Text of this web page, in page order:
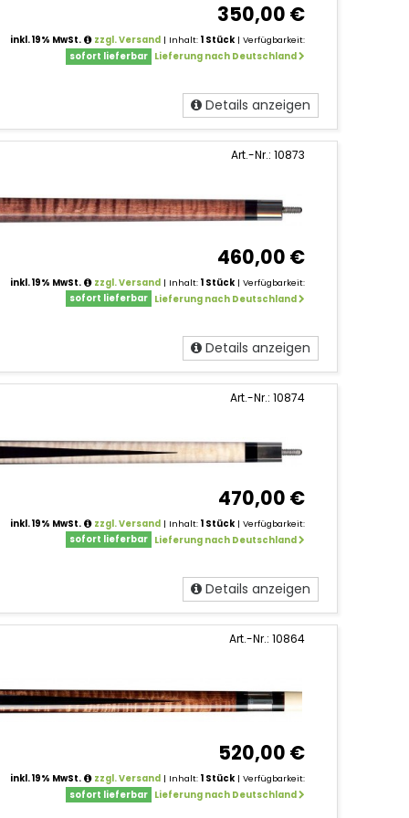
350,00 €
inkl. 19% MwSt. zzgl. Versand | Inhalt:1 Stück | Verfügbarkeit:
sofort lieferbar
Lieferung nach Deutschland
Details anzeigen
Art.-Nr.: 10873
460,00 €
inkl. 19% MwSt. zzgl. Versand | Inhalt:1 Stück | Verfügbarkeit:
sofort lieferbar
Lieferung nach Deutschland
Details anzeigen
Art.-Nr.: 10874
470,00 €
inkl. 19% MwSt. zzgl. Versand | Inhalt:1 Stück | Verfügbarkeit:
sofort lieferbar
Lieferung nach Deutschland
Details anzeigen
Art.-Nr.: 10864
520,00 €
inkl. 19% MwSt. zzgl. Versand | Inhalt:1 Stück | Verfügbarkeit:
sofort lieferbar
Lieferung nach Deutschland